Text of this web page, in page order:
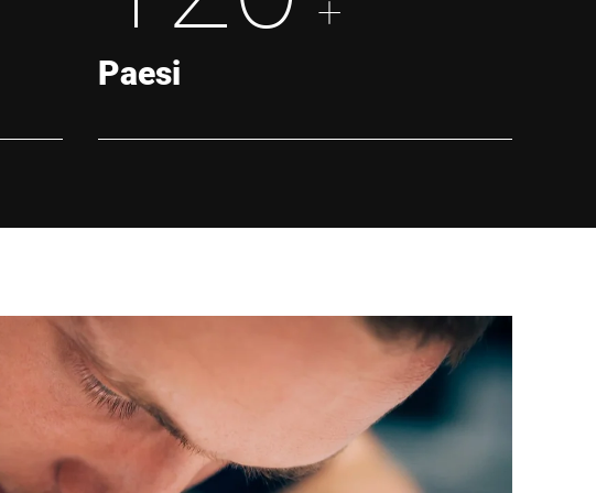
Paesi